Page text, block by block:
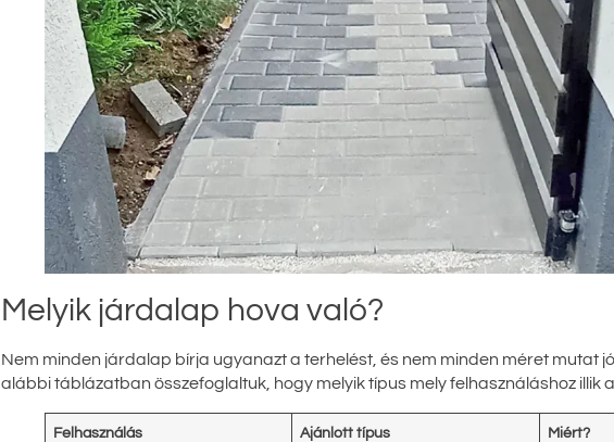
Melyik járdalap hova való?
Nem minden járdalap bírja ugyanazt a terhelést, és nem minden méret mutat
alábbi táblázatban összefoglaltuk, hogy melyik típus mely felhasználáshoz illik
Felhasználás Ajánlott típus Miért?